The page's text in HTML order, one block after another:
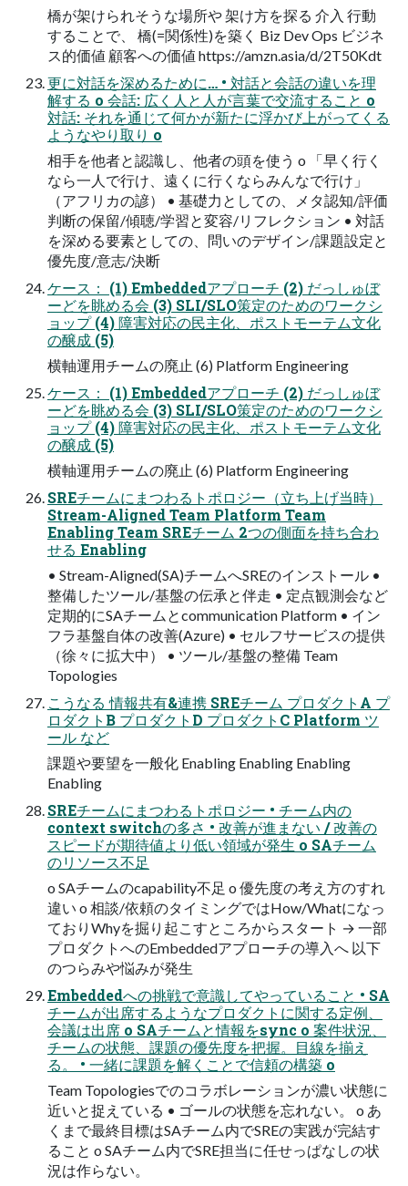
橋が架けられそうな場所や 架け⽅を探る 介⼊ ⾏動
することで、 橋(=関係性)を築く Biz Dev Ops ビジネ
ス的価値 顧客への価値 https://amzn.asia/d/2T50Kdt
更に対話を深めるために… • 対話と会話の違いを理
解する o 会話: 広く⼈と⼈が⾔葉で交流すること o
対話: それを通じて何かが新たに浮かび上がってくる
ようなやり取り o
相⼿を他者と認識し、他者の頭を使う o 「早く⾏く
なら⼀⼈で⾏け、遠くに⾏くならみんなで⾏け」
（アフリカの諺） • 基礎⼒としての、メタ認知/評価
判断の保留/傾聴/学習と変容/リフレクション • 対話
を深める要素としての、問いのデザイン/課題設定と
優先度/意志/決断
ケース： (1) Embeddedアプローチ (2) だっしゅぼ
ーどを眺める会 (3) SLI/SLO策定のためのワークシ
ョップ (4) 障害対応の⺠主化、ポストモーテム⽂化
の醸成 (5)
横軸運⽤チームの廃⽌ (6) Platform Engineering
ケース： (1) Embeddedアプローチ (2) だっしゅぼ
ーどを眺める会 (3) SLI/SLO策定のためのワークシ
ョップ (4) 障害対応の⺠主化、ポストモーテム⽂化
の醸成 (5)
横軸運⽤チームの廃⽌ (6) Platform Engineering
SREチームにまつわるトポロジー（⽴ち上げ当時）
Stream-Aligned Team Platform Team
Enabling Team SREチーム 2つの側⾯を持ち合わ
せる Enabling
• Stream-Aligned(SA)チームへSREのインストール •
整備したツール/基盤の伝承と伴⾛ • 定点観測会など
定期的にSAチームとcommunication Platform • イン
フラ基盤⾃体の改善(Azure) • セルフサービスの提供
（徐々に拡⼤中） • ツール/基盤の整備 Team
Topologies
こうなる 情報共有&連携 SREチーム プロダクトA プ
ロダクトB プロダクトD プロダクトC Platform ツ
ール など
課題や要望を⼀般化 Enabling Enabling Enabling
Enabling
SREチームにまつわるトポロジー • チーム内の
context switchの多さ • 改善が進まない / 改善の
スピードが期待値より低い領域が発⽣ o SAチーム
のリソース不⾜
o SAチームのcapability不⾜ o 優先度の考え⽅のすれ
違い o 相談/依頼のタイミングではHow/Whatになっ
ておりWhyを掘り起こすところからスタート → ⼀部
プロダクトへのEmbeddedアプローチの導⼊へ 以下
のつらみや悩みが発⽣
Embeddedへの挑戦で意識してやっていること • SA
チームが出席するようなプロダクトに関する定例、
会議は出席 o SAチームと情報をsync o 案件状況、
チームの状態、課題の優先度を把握。⽬線を揃え
る。 • ⼀緒に課題を解くことで信頼の構築 o
Team Topologiesでのコラボレーションが濃い状態に
近いと捉えている • ゴールの状態を忘れない。 o あ
くまで最終⽬標はSAチーム内でSREの実践が完結す
ること o SAチーム内でSRE担当に任せっぱなしの状
況は作らない。